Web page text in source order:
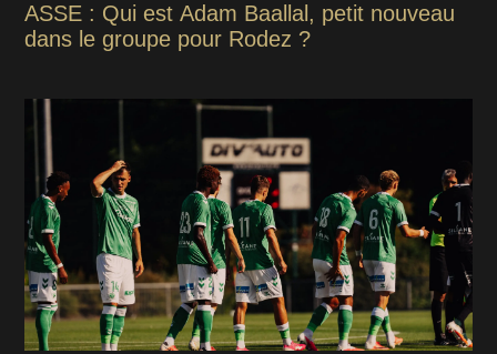
ASSE : Qui est Adam Baallal, petit nouveau
dans le groupe pour Rodez ?